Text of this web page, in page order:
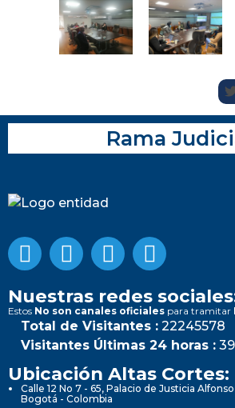
Rama
Nuestras redes
Estos No son canales oficiales para tramitar
Total de Visitantes : 22245578
Visitantes Últimas 24 horas :
Ubicación Altas Cortes:
Calle 12 No 7 - 65, Palacio de Justicia
Bogotá - Colombia